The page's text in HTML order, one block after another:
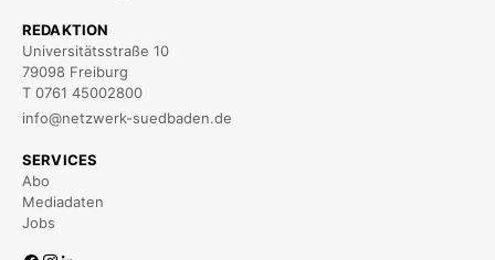
REDAKTION
Universitätsstraße 10
79098 Freiburg
T 0761 45002800
info@netzwerk-suedbaden.de
SERVICES
Abo
Mediadaten
Jobs